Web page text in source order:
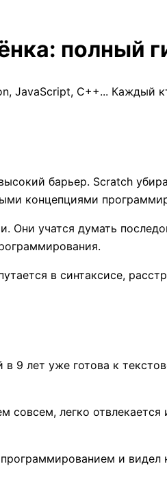
полный
JavaScript, C++... Каждый
барьер. Scratch
концепциями
учатся думать
в синтаксисе,
9 лет уже готова к
легко
и